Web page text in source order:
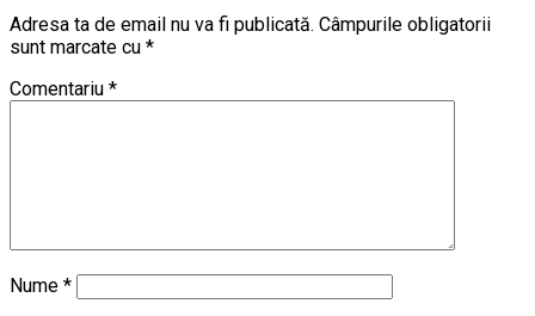
Adresa ta de email nu va fi publicată. Câmpurile obligatorii
sunt marcate cu *
Comentariu *
Nume *